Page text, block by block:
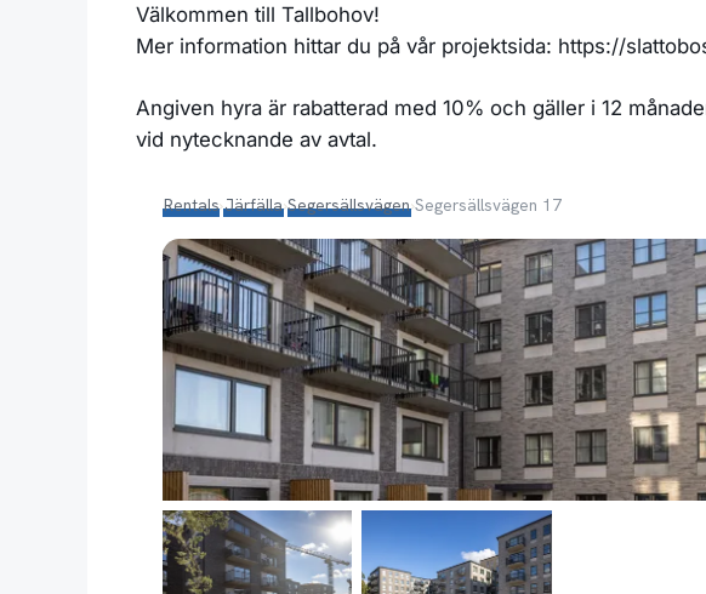
Välkommen till Tallbohov!
Mer information hittar du på vår projektsida: https://
Angiven hyra är rabatterad med 10% och gäller i 12
vid nytecknande av avtal.
Rentals›Järfälla›Segersällsvägen›Segersällsvägen 17